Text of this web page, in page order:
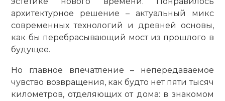
архитектурное решение – актуальный микс
современных технологий и древней основы,
как бы перебрасывающий мост из прошлого в
будущее.
Но главное впечатление – непередаваемое
чувство возвращения, как будто нет пяти тысяч
километров, отделяющих от дома: в знакомом